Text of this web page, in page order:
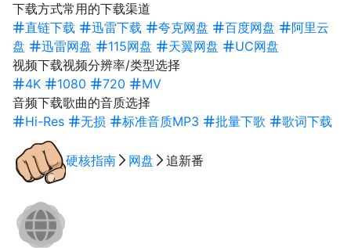
下载方式常用的下载渠道
直链下载
迅雷下载 夸克网盘 百度网盘
阿里云
盘
迅雷网盘 115网盘 天翼网盘
UC网盘
视频下载视频分辨率/类型选择
4K
1080 720
MV
音频下载歌曲的音质选择
Hi-Res
无损 标准音质MP3 批量下歌 歌词下载
硬核指南 网盘 追新番